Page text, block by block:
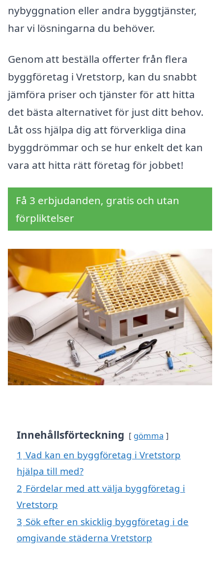
nybyggnation eller andra byggtjänster,
har vi lösningarna du behöver.
Genom att beställa offerter från flera
byggföretag i Vretstorp, kan du snabbt
jämföra priser och tjänster för att hitta
det bästa alternativet för just ditt behov.
Låt oss hjälpa dig att förverkliga dina
byggdrömmar och se hur enkelt det kan
vara att hitta rätt företag för jobbet!
Få 3 erbjudanden, gratis och utan
förpliktelser
Innehållsförteckning gömma
1 Vad kan en byggföretag i Vretstorp
hjälpa till med?
2 Fördelar med att välja byggföretag i
Vretstorp
3 Sök efter en skicklig byggföretag i de
omgivande städerna Vretstorp